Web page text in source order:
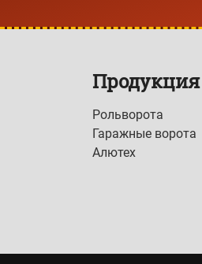
Продукция
Рольворота
Гаражные ворота
Алютех